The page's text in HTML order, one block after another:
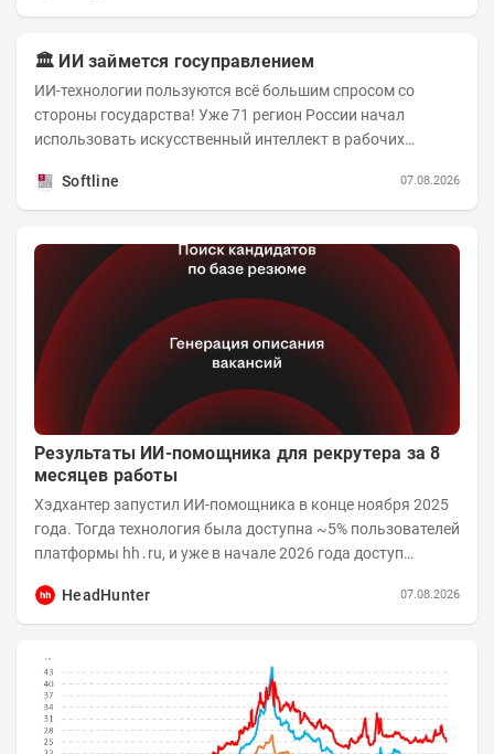
🏛️ ИИ займется госуправлением
ИИ-технологии пользуются всё большим спросом со
стороны государства! Уже 71 регион России начал
использовать искусственный интеллект в рабочих
Softline
07.08.2026
Результаты ИИ-помощника для рекрутера за 8
месяцев работы
Хэдхантер запустил ИИ-помощника в конце ноября 2025
года. Тогда технология была доступна ~5% пользователей
платформы hh․ru, и уже в начале 2026 года доступ
HeadHunter
07.08.2026